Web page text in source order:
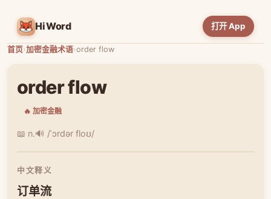
HiWord 打开 App
首页›加密金融术语›order flow
order flow
🔥 加密金融
📖 n.🔊 /ˈɔrdər floʊ/
中文释义
订单流